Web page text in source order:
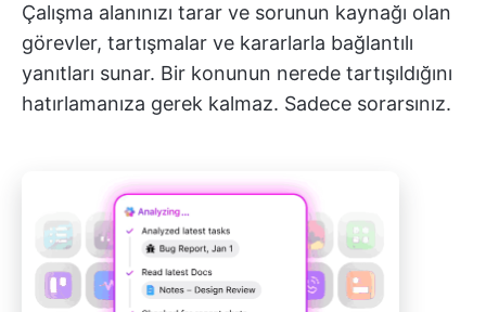
Çalışma alanınızı tarar ve sorunun kaynağı olan
görevler, tartışmalar ve kararlarla bağlantılı
yanıtları sunar. Bir konunun nerede tartışıldığını
hatırlamanıza gerek kalmaz. Sadece sorarsınız.